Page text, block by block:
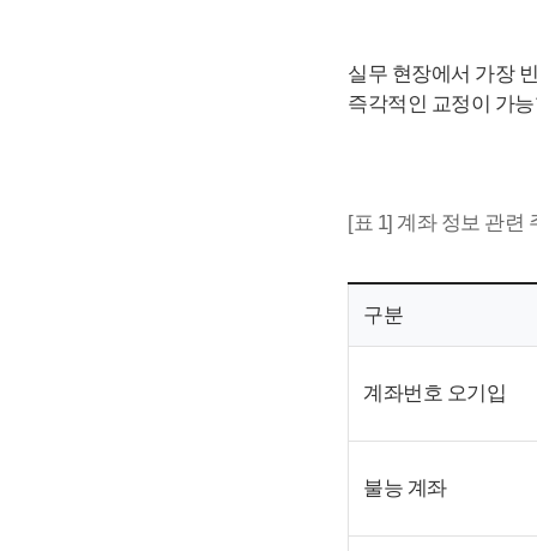
실무 현장에서 가장
즉각적인 교정이 가
[표 1] 계좌 정보 관련
구분
계좌번호 오기입
불능 계좌